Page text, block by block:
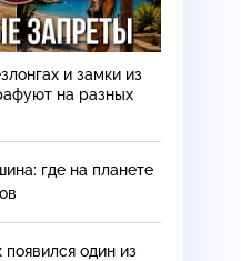
и замки из
на разных
где на планете
один из